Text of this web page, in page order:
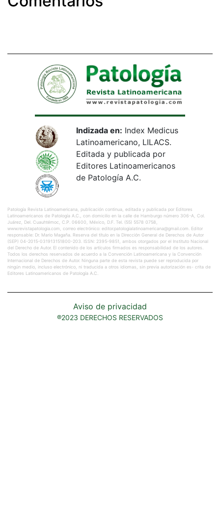
Indizada en: Index Medicus
Latinoamericano, LILACS.
Editada y publicada por
Editores Latinoamericanos
de Patología A.C.
Patología Revista Latinoamericana, publicación continua, editada y publicada por Editores
Latinoamericanos de Patología A.C., con domicilio en la calle de Hamburgo número 306-A, Col.
Juárez, Del. Cuauhtémoc, C.P. 06600, México, D.F. Tel. (55) 5578 0758,
www.revistapatologia.com, correo electrónico: editor.patologialatinoamericana@gmail.com. Editor
responsable: Dr. Mario Magaña. Reserva del título en la Dirección General de Derechos de Autor
(SEP) 04-2015-031913151800-203. ISSN: 2395-9851, ambos otorgados por el Instituto Nacional
del Derecho de Autor. El contenido de los artículos firmados es responsabilidad de los autores.
Todos los derechos reservados de acuerdo a la Convención Latinoamericana y la Convención
Internacional de Derechos de Autor. Ninguna parte de esta revista puede ser reproducida por
ningún medio, incluso electrónico, ni traducida a otros idiomas, sin previa autorización es- crita de
Editores Latinoamericanos de Patología A.C.
Aviso de privacidad
®2023 DERECHOS RESERVADOS